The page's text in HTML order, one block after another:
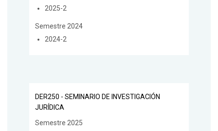
2025-2
Semestre 2024
2024-2
DER250 - SEMINARIO DE INVESTIGACIÓN
JURÍDICA
Semestre 2025